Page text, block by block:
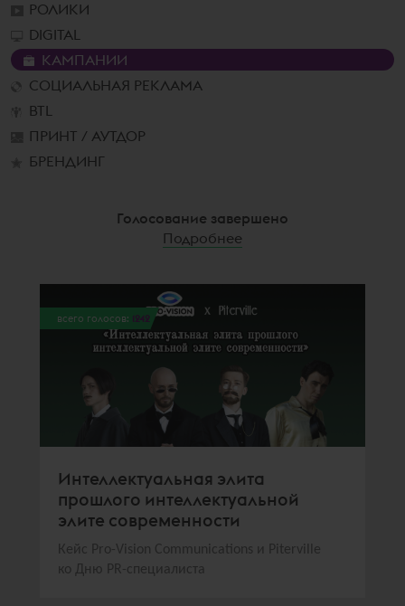
РОЛИКИ
DIGITAL
КАМПАНИИ
СОЦИАЛЬНАЯ РЕКЛАМА
BTL
ПРИНТ / АУТДОР
БРЕНДИНГ
Голосование завершено
Подробнее
всего голосов: 1242
Интеллектуальная элита
прошлого интеллектуальной
элите современности
Кейс Pro-Vision Communications и Piterville
ко Дню PR-специалиста